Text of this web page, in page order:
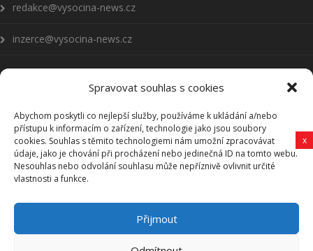
Spravovat souhlas s cookies
Abychom poskytli co nejlepší služby, používáme k ukládání a/nebo
přístupu k informacím o zařízení, technologie jako jsou soubory
cookies. Souhlas s těmito technologiemi nám umožní zpracovávat
údaje, jako je chování při procházení nebo jedinečná ID na tomto webu.
Nesouhlas nebo odvolání souhlasu může nepříznivě ovlivnit určité
vlastnosti a funkce.
Přijmout
redakce@vysocina-news.cz
inzerce@vysocina-news.cz
Přihlásit se k odběru novinek
Všeobecné podmínky
Vysočina-news.cz
Zpravodajství z Vysočiny
x